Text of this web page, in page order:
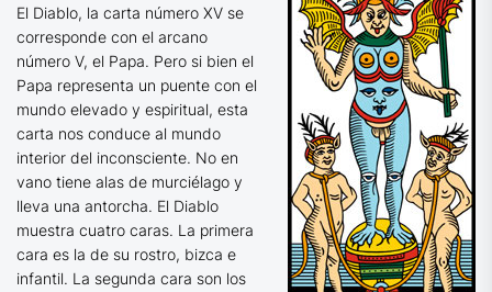
El Diablo, la carta número XV se
corresponde con el arcano
número V, el Papa. Pero si bien el
Papa representa un puente con el
mundo elevado y espiritual, esta
carta nos conduce al mundo
interior del inconsciente. No en
vano tiene alas de murciélago y
lleva una antorcha. El Diablo
muestra cuatro caras. La primera
cara es la de su rostro, bizca e
infantil. La segunda cara son los